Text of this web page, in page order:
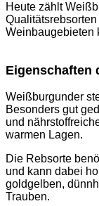
Heute zählt
Weinbaugebieten
Eigenschaften
Weißburgunder
Besonders gut
und
warmen Lagen.
Die Rebsorte
und kann dabei
goldgelben,
Trauben.